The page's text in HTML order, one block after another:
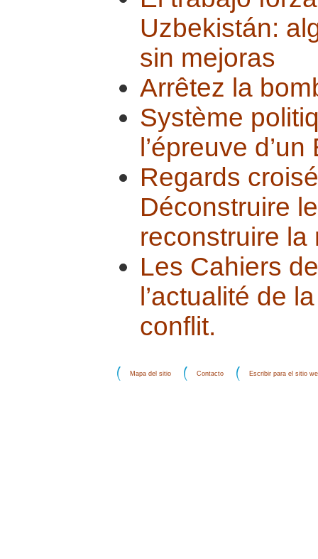
Uzbekistán:
sin mejoras
Arrêtez la
Système
l’épreuve
Regards
Déconstruire
reconstruire la
Les Cahiers
l’actualité de
conflit.
Mapa del sitio Contacto Escribir para el sitio